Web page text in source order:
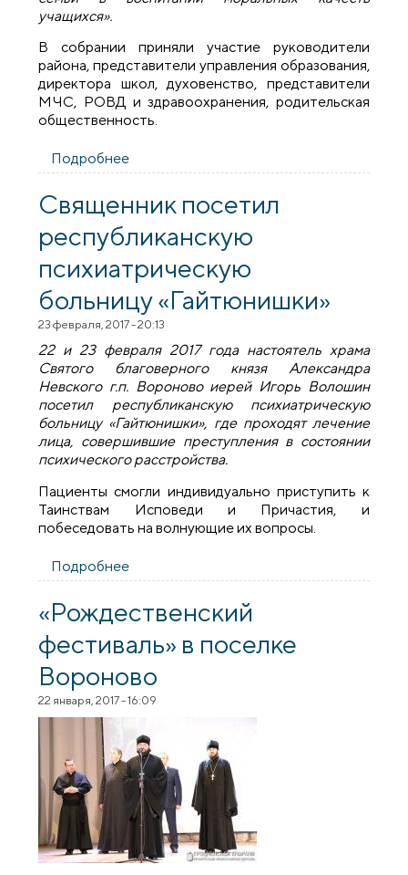
учащихся».
В собрании приняли участие руководители
района, представители управления образования,
директора школ, духовенство, представители
МЧС, РОВД и здравоохранения, родительская
общественность.
Подробнее
родителей Вороновского района
Священник посетил
республиканскую
психиатрическую
больницу «Гайтюнишки»
23 февраля, 2017 - 20:13
22 и 23 февраля 2017 года настоятель храма
Святого благоверного князя Александра
Невского г.п. Вороново иерей Игорь Волошин
посетил республиканскую психиатрическую
больницу «Гайтюнишки», где проходят лечение
лица, совершившие преступления в состоянии
психического расстройства.
Пациенты смогли индивидуально приступить к
Таинствам Исповеди и Причастия, и
побеседовать на волнующие их вопросы.
Подробнее
психиатрическую больницу
«Рождественский
фестиваль» в поселке
Вороново
22 января, 2017 - 16:09